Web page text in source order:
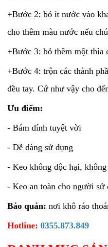
+Bước 2: bỏ ít nước vào
cho thêm màu nước nếu
+Bước 3: bỏ thêm một thìa
+Bước 4: trộn các thành
đều tay. Cứ như vậy cho
Ưu điểm:
- Bám dính tuyệt vời
- Dễ dàng sử dụng
- Keo không độc hại,
- Keo an toàn cho người sử
Bảo quản: nơi khô ráo
Hotline: 0355.873.849